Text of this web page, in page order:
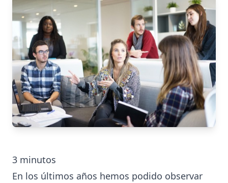
3 minutos
En los últimos años hemos podido observar